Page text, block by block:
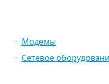
Модемы
Сетевое